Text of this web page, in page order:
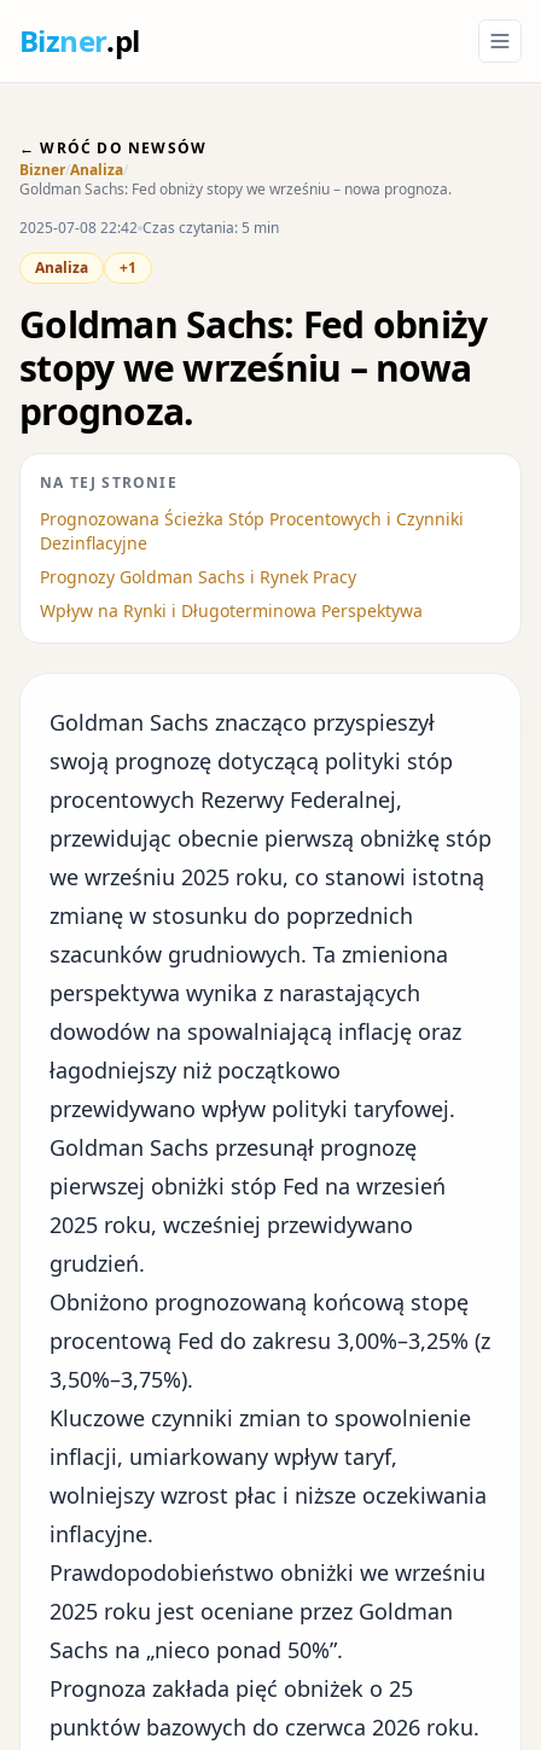
Bizner.pl
← WRÓĆ DO NEWSÓW
Bizner/Analiza/
Goldman Sachs: Fed obniży stopy we wrześniu – nowa prognoza.
2025-07-08 22:42 Czas czytania: 5 min
Analiza
+1
Goldman Sachs: Fed obniży
stopy we wrześniu – nowa
prognoza.
NA TEJ STRONIE
Prognozowana Ścieżka Stóp Procentowych i Czynniki
Dezinflacyjne
Prognozy Goldman Sachs i Rynek Pracy
Wpływ na Rynki i Długoterminowa Perspektywa
Goldman Sachs znacząco przyspieszył
swoją prognozę dotyczącą polityki stóp
procentowych Rezerwy Federalnej,
przewidując obecnie pierwszą obniżkę stóp
we wrześniu 2025 roku, co stanowi istotną
zmianę w stosunku do poprzednich
szacunków grudniowych. Ta zmieniona
perspektywa wynika z narastających
dowodów na spowalniającą inflację oraz
łagodniejszy niż początkowo
przewidywano wpływ polityki taryfowej.
Goldman Sachs przesunął prognozę
pierwszej obniżki stóp Fed na wrzesień
2025 roku, wcześniej przewidywano
grudzień.
Obniżono prognozowaną końcową stopę
procentową Fed do zakresu 3,00%–3,25% (z
3,50%–3,75%).
Kluczowe czynniki zmian to spowolnienie
inflacji, umiarkowany wpływ taryf,
wolniejszy wzrost płac i niższe oczekiwania
inflacyjne.
Prawdopodobieństwo obniżki we wrześniu
2025 roku jest oceniane przez Goldman
Sachs na „nieco ponad 50%”.
Prognoza zakłada pięć obniżek o 25
punktów bazowych do czerwca 2026 roku.